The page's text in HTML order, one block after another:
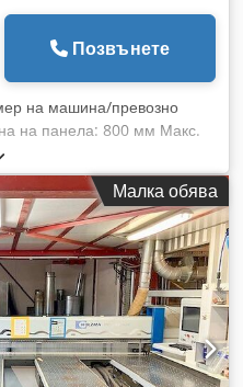
Позвънете
на машина/превозно
на панела: 800 мм Макс.
височина на
мм Повдигащ капацитет:
Малка обява